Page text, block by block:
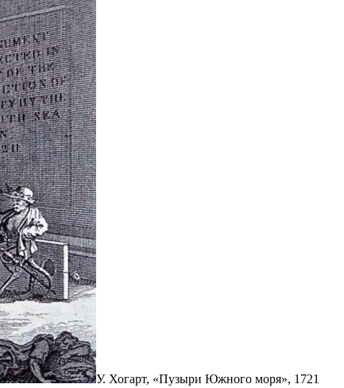
У. Хогарт, «Пузыри Южного моря», 1721